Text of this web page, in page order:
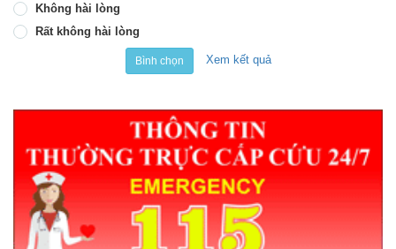
Không hài lòng
Rất không hài lòng
Bình chọn Xem kết quả